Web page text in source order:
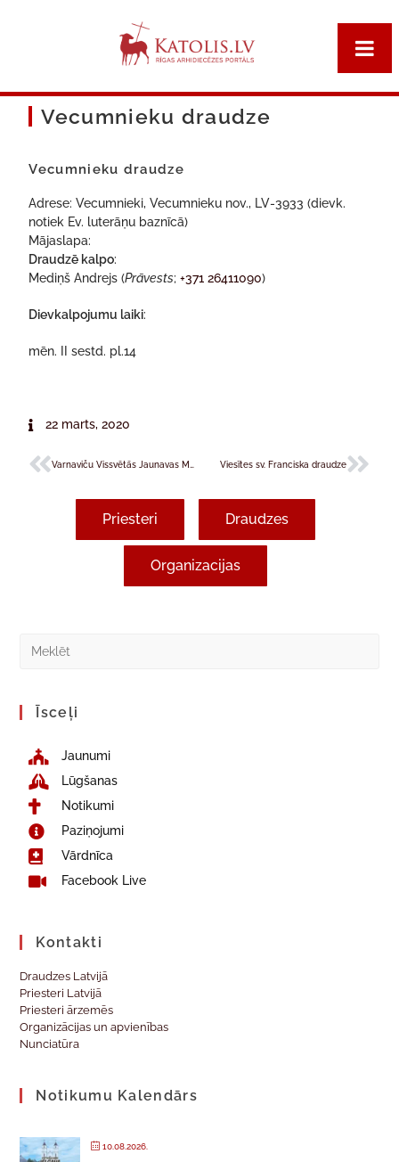
Vecumnieku draudze
Vecumnieku draudze
Adrese: Vecumnieki, Vecumnieku nov., LV-3933 (dievk.
notiek Ev. luterāņu baznīcā)
Mājaslapa:
Draudzē kalpo:
Mediņš Andrejs (Prāvests;+371 26411090)
Dievkalpojumu laiki:
mēn. II sestd. pl.14
22 marts, 2020
Viesītes sv. Franciska draudze
Priesteri Draudzes
Organizacijas
Īsceļi
Jaunumi
Lūgšanas
Notikumi
Paziņojumi
Vārdnīca
Facebook Live
Kontakti
Draudzes Latvijā
Priesteri Latvijā
Priesteri ārzemēs
Organizācijas un apvienības
Nunciatūra
Notikumu Kalendārs
10.08.2026.